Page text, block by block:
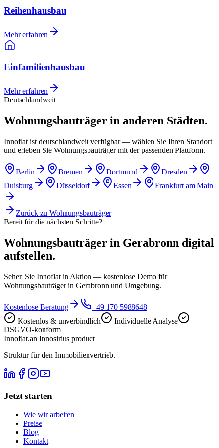
Reihenhausbau
Mehr erfahren
Einfamilienhausbau
Mehr erfahren
Deutschlandweit
Wohnungsbauträger in anderen Städten.
Innoflat ist deutschlandweit verfügbar — wählen Sie Ihren Standort
und erleben Sie Wohnungsbauträger mit der passenden Plattform.
Berlin Bremen Dortmund
Dresden
Duisburg
Düsseldorf Essen Frankfurt am Main
Zurück zu Wohnungsbauträger
Bereit für die nächsten Schritte?
Wohnungsbauträger in Gerabronn digital
aufstellen.
Sehen Sie Innoflat in Aktion — kostenlose Demo für
Wohnungsbauträger in Gerabronn und Umgebung.
Kostenlose Beratung
+49 170 5988648
Kostenlos & unverbindlich
Individuelle Analyse
DSGVO-konform
Innoflat.an Innosirius product
Struktur für den Immobilienvertrieb.
Jetzt starten
Wie wir arbeiten
Preise
Blog
Kontakt